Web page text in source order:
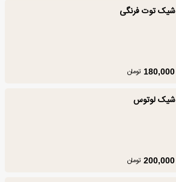
شیک توت فرنگی
180,000 تومان
شیک لوتوس
200,000 تومان